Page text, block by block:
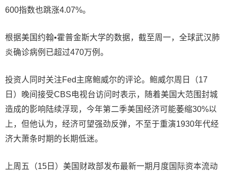
600指数也跳涨4.07%。
根据美国约翰•霍普金斯大学的数据，截至周一，全球武汉肺
炎确诊病例已超过470万例。
投资人同时关注Fed主席鲍威尔的评论。鲍威尔周日（17
日）晚间接受CBS电视台访问时表示，随着美国大范围封城
造成的影响陆续浮现，今年第二季美国经济可能萎缩30%以
上，但他认为，经济可望强劲反弹，不至于重演1930年代经
济大萧条时期的长期低迷。
上周五（15日）美国财政部发布最新一期月度国际资本流动